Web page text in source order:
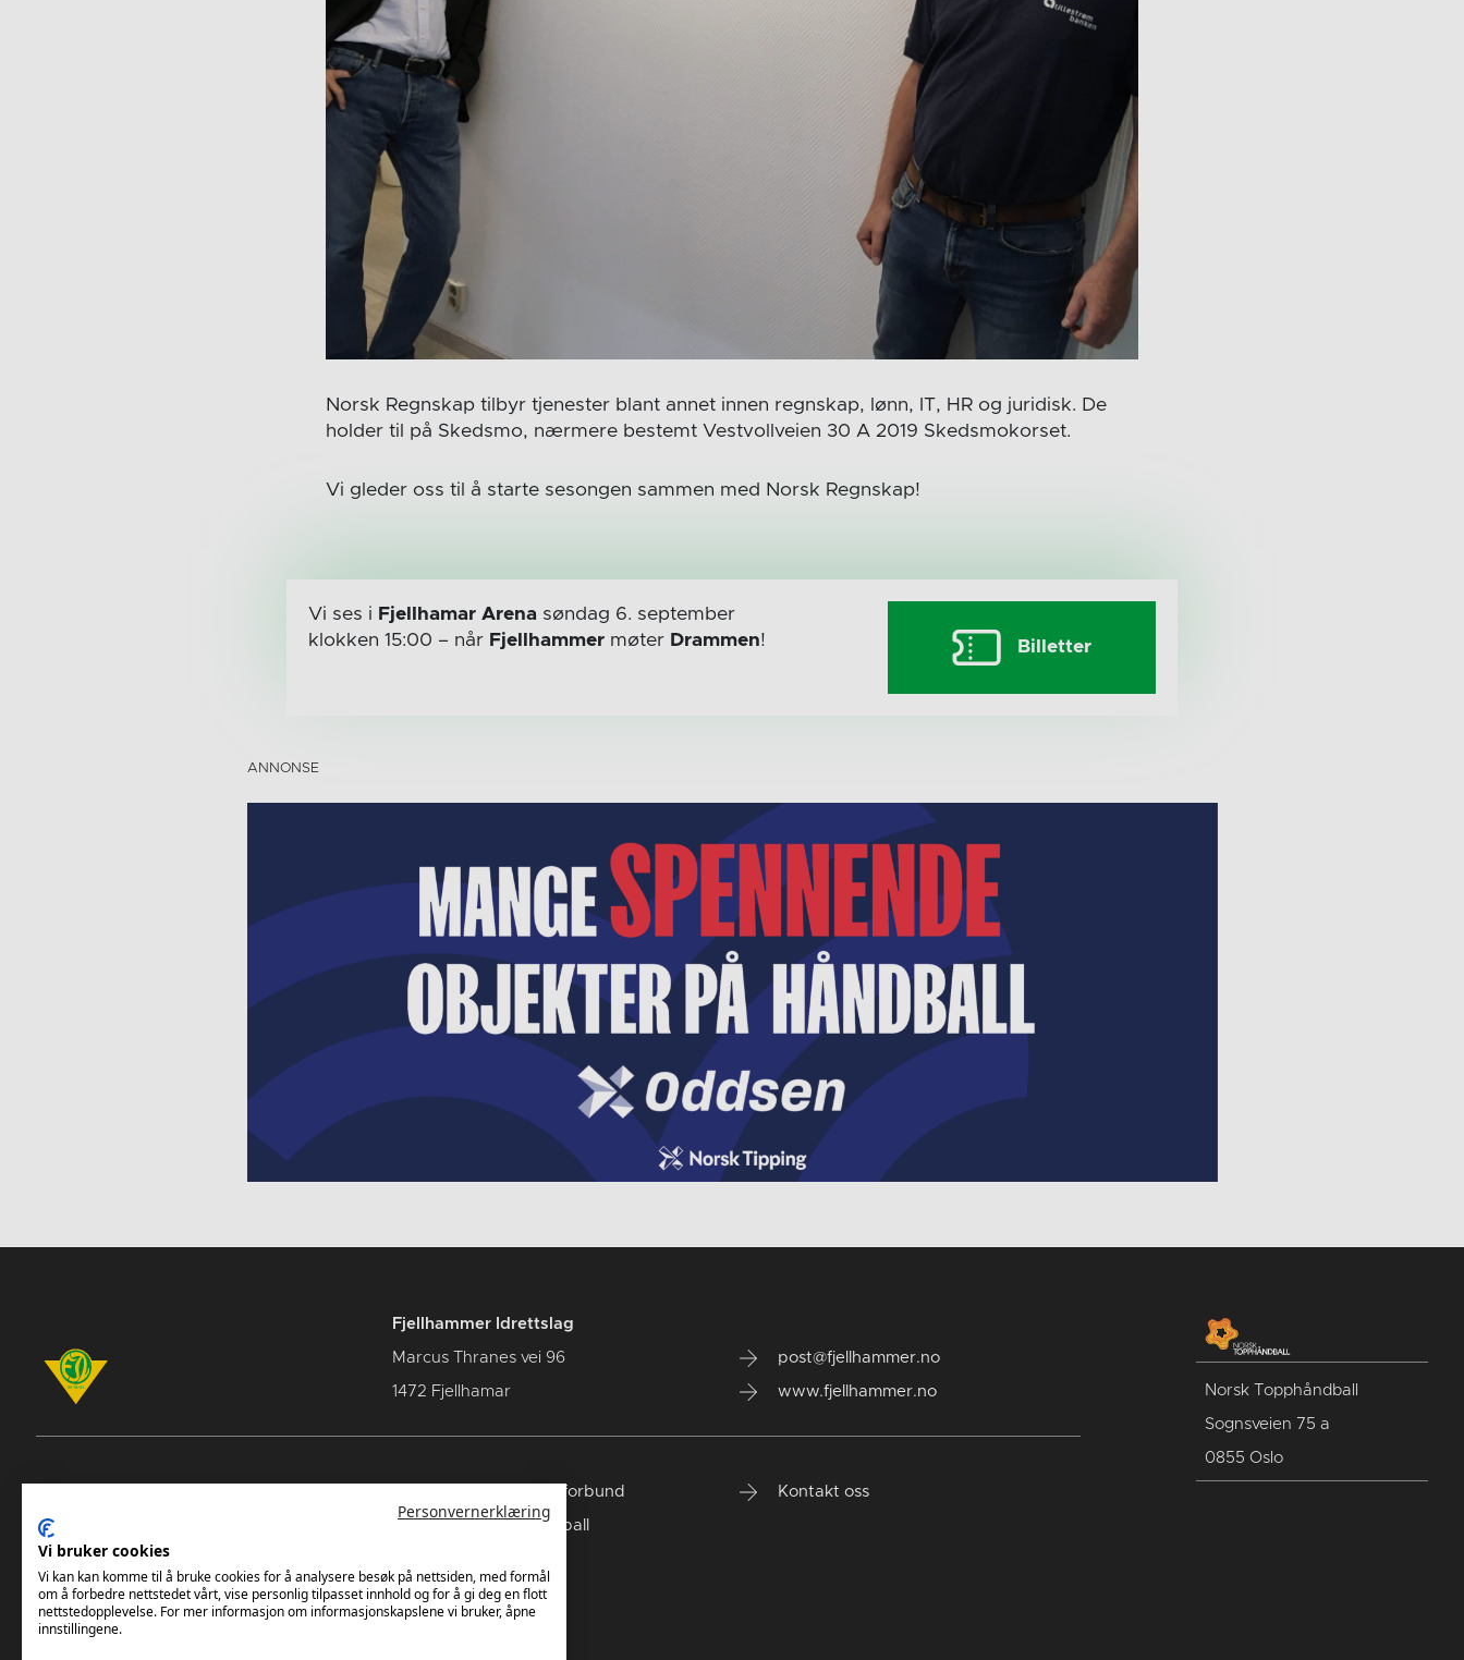
Norsk Regnskap tilbyr tjenester blant annet innen regnskap, lønn, IT, HR og juridisk. De
holder til på Skedsmo, nærmere bestemt Vestvollveien 30 A 2019 Skedsmokorset.
Vi gleder oss til å starte sesongen sammen med Norsk Regnskap!
Vi ses i Fjellhamar Arenasøndag 6. september
klokken 15:00 – når Fjellhammermøter Drammen! Billetter
Fjellhammer Idrettslag
Marcus Thranes vei 96
1472 Fjellhamar
post@fjellhammer.no
www.fjellhammer.no
Norges Håndballforbund
Norsk Topphåndball
Kontakt oss
Norsk Topphåndball
Sognsveien 75 a
0855 Oslo
Personvernerklæring
Vi bruker cookies
Vi kan kan komme til å bruke cookies for å analysere besøk på nettsiden, med formål
om å forbedre nettstedet vårt, vise personlig tilpasset innhold og for å gi deg en flott
nettstedopplevelse. For mer informasjon om informasjonskapslene vi bruker, åpne
innstillingene.